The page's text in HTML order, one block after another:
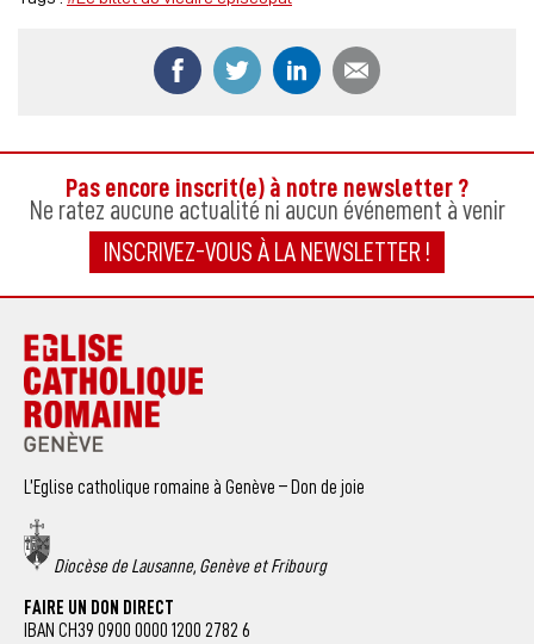
Partager ce contenu sur Facebook
Partager ce contenu sur Twitter
Partager ce contenu
Pas encore inscrit(e) à notre newsletter ?
Ne ratez aucune actualité ni aucun événement à venir
INSCRIVEZ-VOUS À LA NEWSLETTER !
L’Eglise catholique romaine à Genève – Don de joie
Diocèse de Lausanne, Genève et Fribourg
FAIRE UN DON DIRECT
IBAN CH39 0900 0000 1200 2782 6